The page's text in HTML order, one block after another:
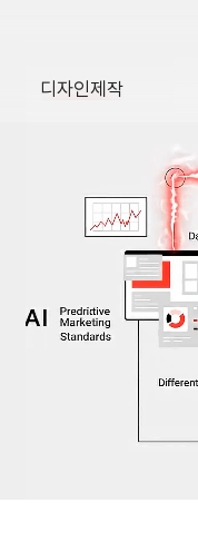
디자인제작